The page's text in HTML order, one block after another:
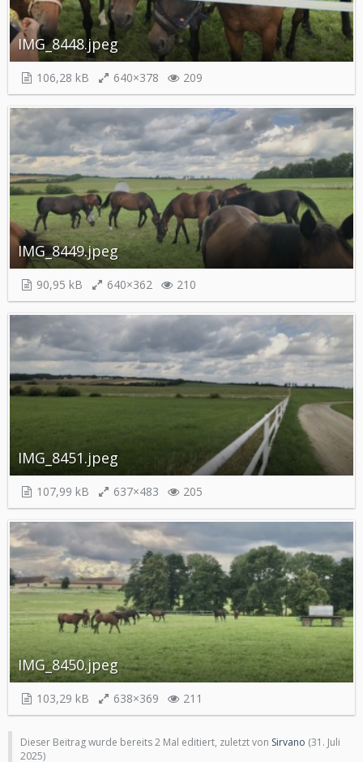
IMG_8448.jpeg
106,28 kB 640×378 209
IMG_8449.jpeg
90,95 kB 640×362 210
IMG_8451.jpeg
107,99 kB 637×483 205
IMG_8450.jpeg
103,29 kB 638×369 211
Dieser Beitrag wurde bereits 2 Mal editiert, zuletzt von Sirvano (31. Juli
2025)